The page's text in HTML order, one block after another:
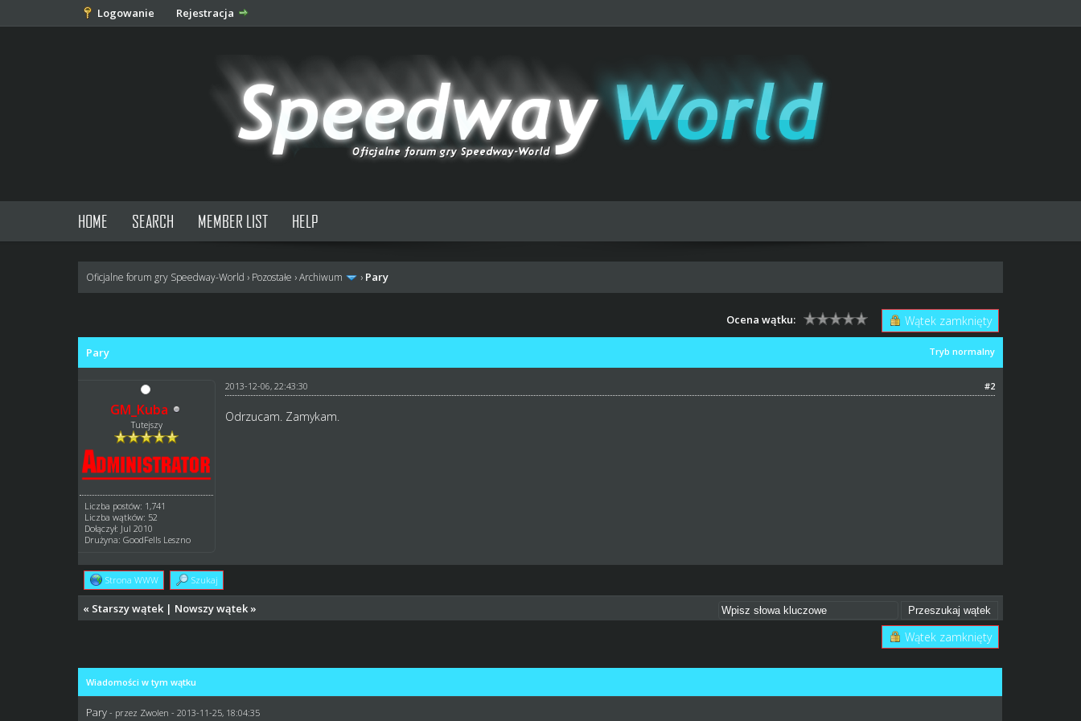
Logowanie Rejestracja
HOME SEARCH MEMBER LIST HELP
Oficjalne forum gry Speedway-World › Pozostałe ›Archiwum › Pary
Wątek zamknięty
Ocena wątku:
Tryb normalny
Pary
GM_Kuba
Tutejszy
Liczba postów: 1,741
Liczba wątków: 52
Dołączył: Jul 2010
Drużyna: GoodFells Leszno
#2
2013-12-06, 22:43:30
Odrzucam. Zamykam.
Strona WWW Szukaj
« Starszy wątek | Nowszy wątek »
Wątek zamknięty
Wiadomości w tym wątku
Pary - przez Zwolen - 2013-11-25, 18:04:35